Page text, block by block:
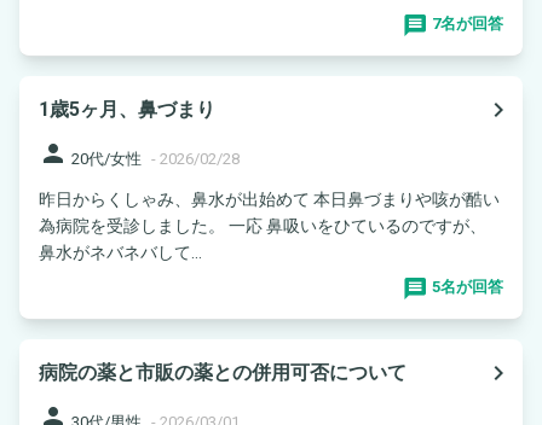
7名が回答
1歳5ヶ月、鼻づまり
navigate_next
person 20代/女性 - 2026/02/28
昨日からくしゃみ、鼻水が出始めて 本日鼻づまりや咳が酷い
為病院を受診しました。 一応 鼻吸いをひているのですが、
鼻水がネバネバして...
5名が回答
病院の薬と市販の薬との併用可否について
navigate_next
person